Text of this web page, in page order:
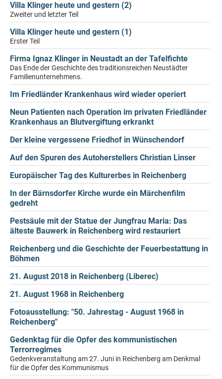
Villa Klinger heute und gestern (2)
Zweiter und letzter Teil
Villa Klinger heute und gestern (1)
Erster Teil
Firma Ignaz Klinger in Neustadt an der Tafelfichte
Das Ende der Geschichte des traditionsreichen Neustädter
Familienunternehmens.
Im Friedländer Krankenhaus wird wieder operiert
Neun Patienten nach Operation im privaten Friedländer
Krankenhaus an Blutvergiftung erkrankt
Der kleine vergessene Friedhof in Wünschendorf
Auf den Spuren des Autoherstellers Christian Linser
Europäischer Tag des Kulturerbes in Reichenberg
In der Bärnsdorfer Kirche wurde ein Märchenfilm
gedreht
Pestsäule mit der Statue der Jungfrau Maria: Das
älteste Bauwerk in Reichenberg wird restauriert
Reichenberg und die Geschichte der Feuerbestattung in
Böhmen
21. August 2018 in Reichenberg (Liberec)
21. August 1968 in Reichenberg
Fotoausstellung: "50. Jahrestag - August 1968 in
Reichenberg"
Gedenktag für die Opfer des kommunistischen
Terrorregimes
Gedenkveranstaltung am 27. Juni in Reichenberg am Denkmal
für die Opfer des Kommunismus